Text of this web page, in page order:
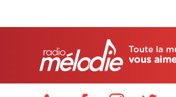
Toute la
vous